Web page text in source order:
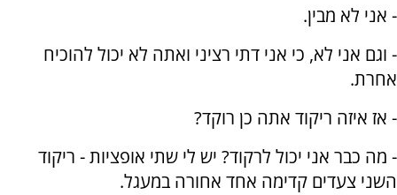
- אני לא מבין.
- וגם אני לא, כי אני דתי רציני ואתה לא יכול להוכיח
אחרת.
- אז איזה ריקוד אתה כן רוקד?
- מה כבר אני יכול לרקוד? יש לי שתי אופציות - ריקוד
השני צעדים קדימה אחד אחורה במעגל.